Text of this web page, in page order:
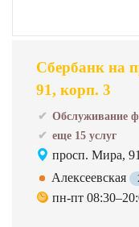
Сбербанк на
91, корп. 3
Обслуживание
еще 15 услуг
просп. Мира,
Алексеевская
пн-пт